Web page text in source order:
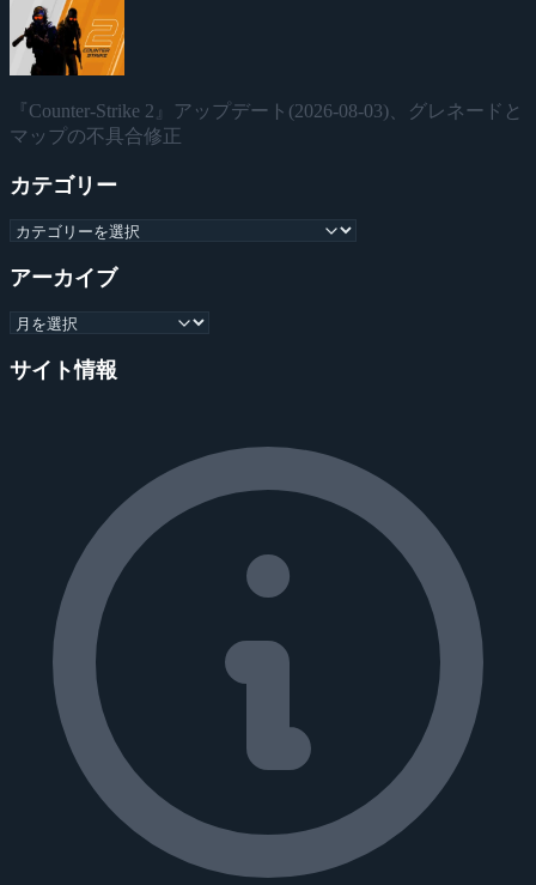
『Counter-Strike 2』アップデート(2026-08-03)、グレネードと
マップの不具合修正
カテゴリー
アーカイブ
サイト情報